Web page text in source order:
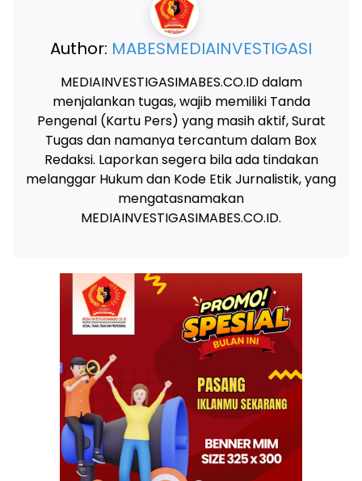
Author: MABESMEDIAINVESTIGASI
MEDIAINVESTIGASIMABES.CO.ID dalam
menjalankan tugas, wajib memiliki Tanda
Pengenal (Kartu Pers) yang masih aktif, Surat
Tugas dan namanya tercantum dalam Box
Redaksi. Laporkan segera bila ada tindakan
melanggar Hukum dan Kode Etik Jurnalistik, yang
mengatasnamakan
MEDIAINVESTIGASIMABES.CO.ID.